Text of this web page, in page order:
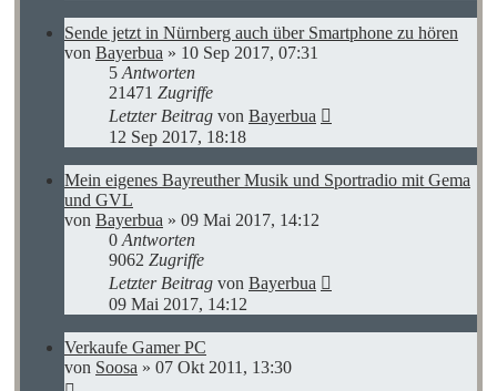
Sende jetzt in Nürnberg auch über Smartphone zu hören
von Bayerbua » 10 Sep 2017, 07:31
5 Antworten
21471 Zugriffe
Letzter Beitrag von Bayerbua
12 Sep 2017, 18:18
Mein eigenes Bayreuther Musik und Sportradio mit Gema
und GVL
von Bayerbua » 09 Mai 2017, 14:12
0 Antworten
9062 Zugriffe
Letzter Beitrag von Bayerbua
09 Mai 2017, 14:12
Verkaufe Gamer PC
von Soosa » 07 Okt 2011, 13:30